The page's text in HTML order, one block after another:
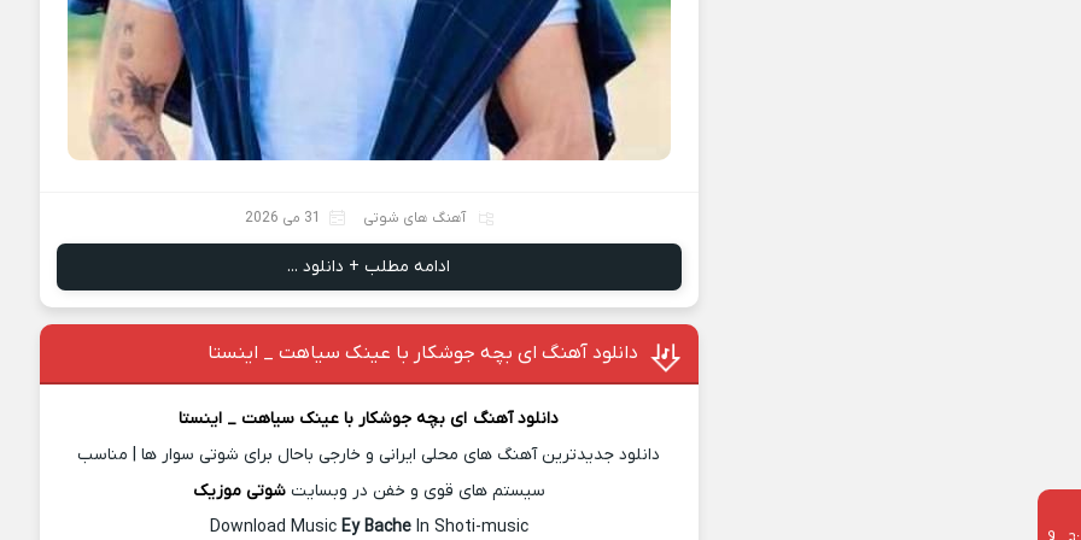
آهنگ های شوتی 31 می 2026
ادامه مطلب + دانلود ...
دانلود آهنگ ای بچه جوشکار با عینک سیاهت _ اینستا
دانلود آهنگ ای بچه جوشکار با عینک سیاهت _ اینستا
دانلود جدیدترین آهنگ های محلی ایرانی و خارجی باحال برای شوتی سوار ها | مناسب
سیستم های قوی و خفن در وبسایتشوتی موزیک
Download Music Ey BacheIn Shoti-music